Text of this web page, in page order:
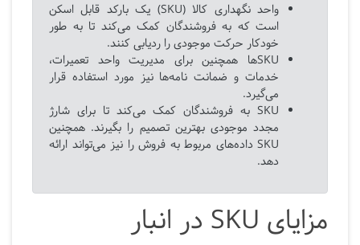
واحد نگهداری کالا (SKU) یک بارکد قابل اسکن
است که به فروشندگان کمک می‌کند تا به طور
خودکار حرکت موجودی را ردیابی کنند.
SKUها همچنین برای مدیریت واحد تعمیرات،
خدمات و ضمانت نامه‌ها نیز مورد استفاده قرار
می‌گیرد.
SKU به فروشندگان کمک می‌کند تا برای شارژ
مجدد موجودی بهترین تصمیم را بگیرند. همچنین
SKU داده‌های مربوط به فروش را نیز می‌تواند ارائه
دهد.
مزایای SKU در انبار